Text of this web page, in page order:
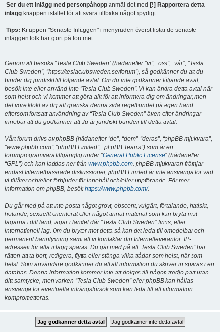
Ser du ett inlägg med personpåhopp anmäl det med [!] Rapportera detta
inlägg knappen istället för att svara tillbaka något spydigt.
Tips: Knappen "Senaste Inläggen" i menyraden överst listar de senaste
inläggen folk har gjort på forumet.
Genom att besöka “Tesla Club Sweden” (hädanefter “vi”, “oss”, “vår”, “Tesla
Club Sweden”, “https://teslaclubsweden.se/forum”), så godkänner du att du
binder dig juridiskt till följande avtal. Om du inte godkänner följande avtal,
besök inte eller använd inte “Tesla Club Sweden”. Vi kan ändra detta avtal när
som helst och vi kommer att göra allt för att informera dig om ändringar, men
det vore klokt av dig att granska denna sida regelbundet på egen hand
eftersom fortsatt användning av “Tesla Club Sweden” även efter ändringar
innebär att du godkänner att du är juridiskt bunden till detta avtal.
Vårt forum drivs av phpBB (hädanefter “de”, “dem”, “deras”, “phpBB mjukvara”,
“www.phpbb.com”, “phpBB Limited”, “phpBB Teams”) som är en
forumprogramvara tillgänglig under “General Public License” (hädanefter
“GPL”) och kan laddas ner från www.phpbb.com. phpBB mjukvaran främjar
endast Internetbaserade diskussioner, phpBB Limited är inte ansvariga för vad
vi tillåter och/eller förbjuder för innehåll och/eller uppförande. För mer
information om phpBB, besökhttps://www.phpbb.com/.
Du går med på att inte posta något grovt, obscent, vulgärt, förtalande, hatiskt,
hotande, sexuellt orienterat eller något annat material som kan bryta mot
lagarna i ditt land, lagar i landet där “Tesla Club Sweden” finns, eller
internationell lag. Om du bryter mot detta så kan det leda till omedelbar och
permanent bannlysning samt att vi kontaktar din Internetleverantör. IP-
adressen för alla inlägg sparas. Du går med på att “Tesla Club Sweden” har
rätten att ta bort, redigera, flytta eller stänga vilka trådar som helst, när som
helst. Som användare godkänner du att all information du skriver in sparas i en
databas. Denna information kommer inte att delges till någon tredje part utan
ditt samtycke, men varken “Tesla Club Sweden” eller phpBB kan hållas
ansvariga för eventuella intrångsförsök som kan leda till att information
komprometteras.